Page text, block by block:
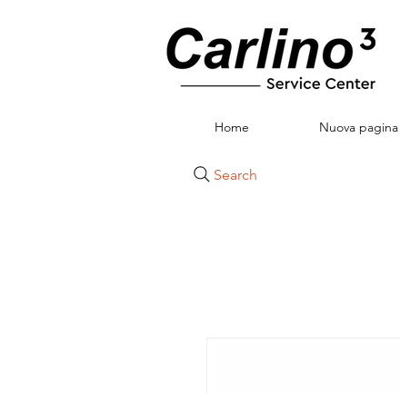
Home Nuova pagina
Search